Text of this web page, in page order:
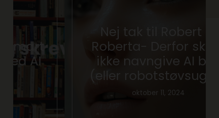
Nej tak til Robert og
Roberta- Derfor skal vi
ikke navngive AI bots
(eller robotstøvsugere)
oktober 11, 2024